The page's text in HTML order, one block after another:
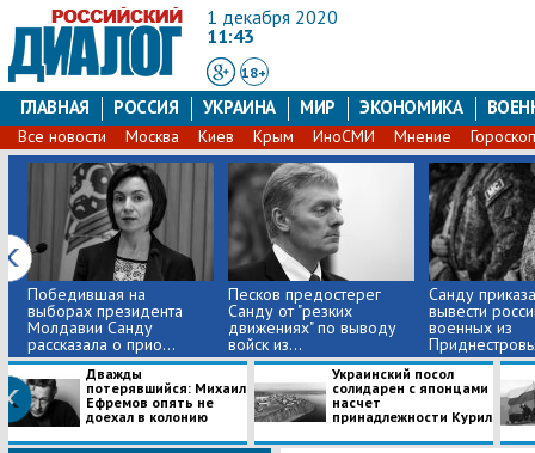
1 декабря 2020
11:43
18+
ГЛАВНАЯ РОССИЯ УКРАИНА МИР ЭКОНОМИКА
Все новости Москва Киев Крым ИноСМИ Мнение
Победившая на
выборах президента
Молдавии Санду
рассказала о прио...
Песков предостерег
Санду от "резких
движениях" по выводу
войск из...
Санду
вывести
военных из
Дважды
потерявшийся: Михаил
Ефремов опять не
доехал в колонию
Украинский посол
солидарен с японцами
насчет
принадлежности Курил